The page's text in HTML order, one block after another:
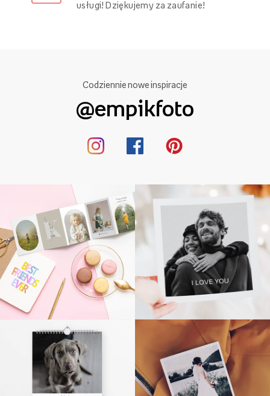
usługi! Dziękujemy za zaufanie!
Codziennie nowe inspiracje
@empikfoto